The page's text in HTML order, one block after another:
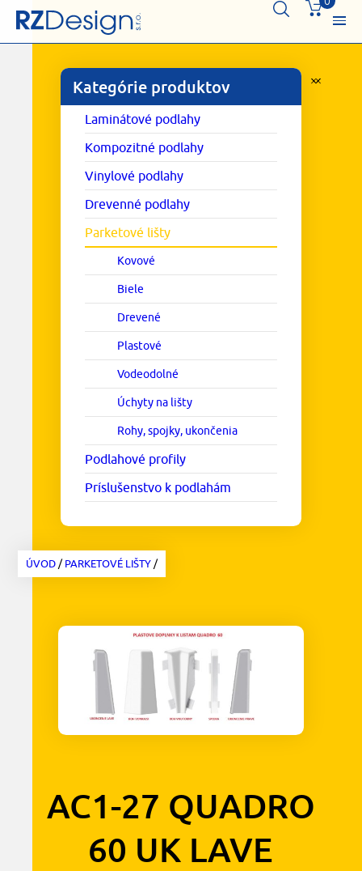
Kategórie produktov
Laminátové podlahy
Kompozitné podlahy
Vinylové podlahy
Drevenné podlahy
Parketové lišty
Kovové
Biele
Drevené
Plastové
Vodeodolné
Úchyty na lišty
Rohy, spojky, ukončenia
Podlahové profily
Príslušenstvo k podlahám
ÚVOD/PARKETOVÉ LIŠTY/
AC1-27 QUADRO
60 UK LAVE